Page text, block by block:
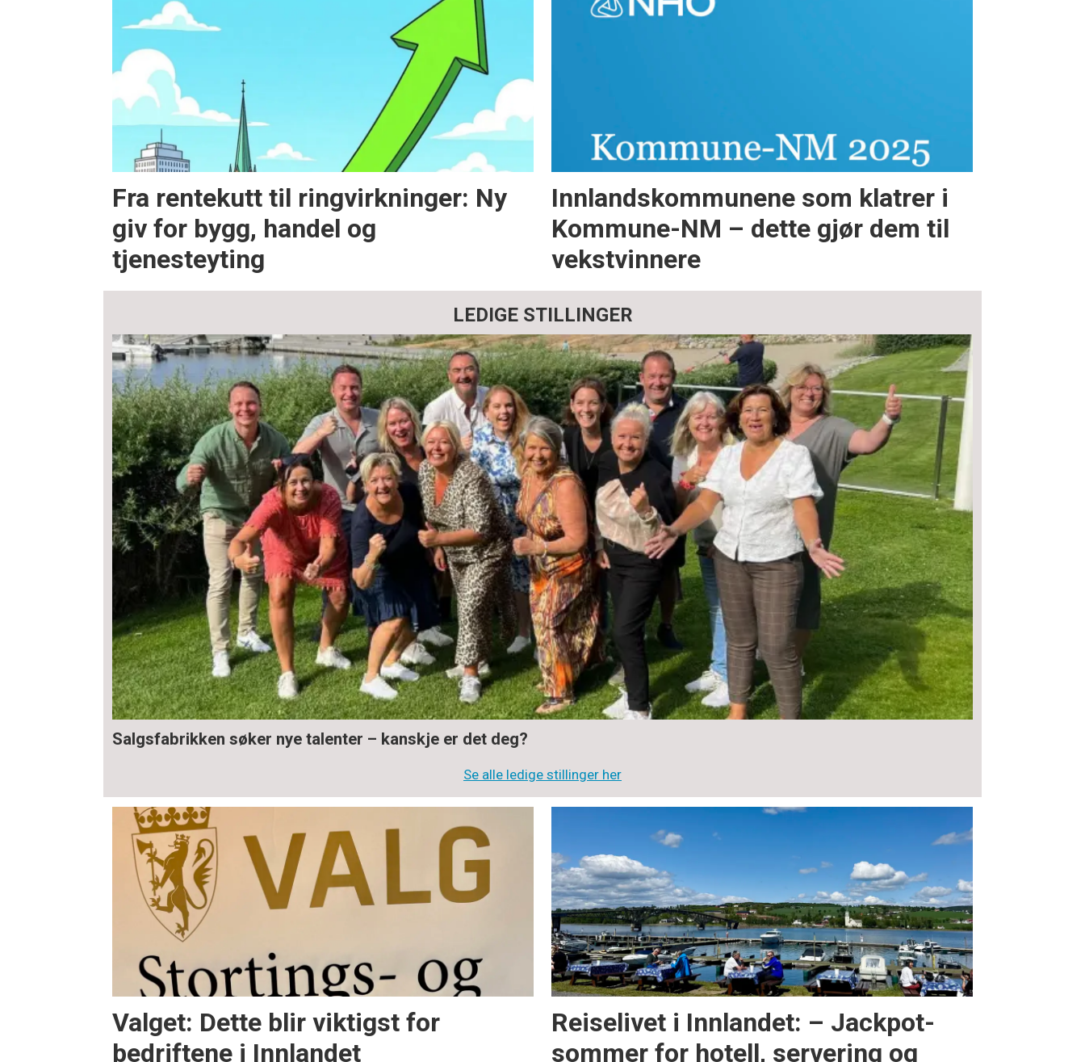
Fra rentekutt til ringvirkninger: Ny
giv for bygg, handel og
tjenesteyting
Innlandskommunene som klatrer i
Kommune-NM – dette gjør dem til
vekstvinnere
LEDIGE STILLINGER
Salgsfabrikken søker nye talenter – kanskje er det deg?
Se alle ledige stillinger her
Valget: Dette blir viktigst for
bedriftene i Innlandet
Reiselivet i Innlandet: – Jackpot-
sommer for hotell, servering og